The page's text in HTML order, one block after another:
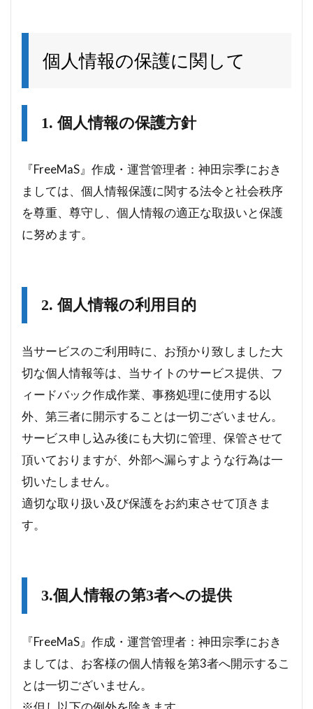
個人情報の保護に関して
1. 個人情報の保護方針
『FreeMaS』作成・運営管理者：神田宗季におき
ましては、個人情報保護に関する法令と社会秩序
を尊重、尊守し、個人情報の適正な取扱いと保護
に努めます。
2. 個人情報の利用目的
当サービスのご利用時に、お預かり致しました大
切な個人情報等は、当サイトのサービス提供、フ
ィードバック作成作業、事務処理に使用する以
外、第三者に開示することは一切ございません。
サービス申し込み後にも大切に管理、保管させて
頂いておりますが、外部へ漏らすような行為は一
切いたしません。
適切な取り扱い及び保護をお約束させて頂きま
す。
3.個人情報の第3者への提供
『FreeMaS』作成・運営管理者：神田宗季におき
ましては、お客様の個人情報を第3者へ開示するこ
とは一切ございません。